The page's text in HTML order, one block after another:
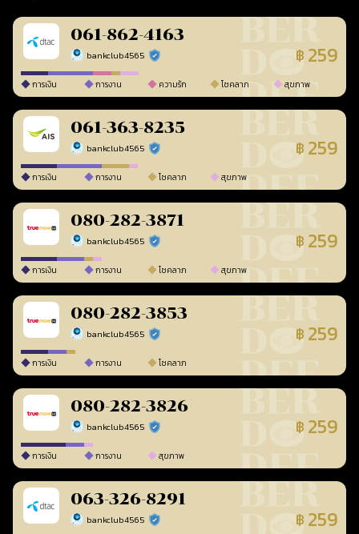
061-862-4163
bankclub4565 ร้านยืนยันแล้ว ฿ 259
การเงิน การงาน ความรัก โชคลาภ สุขภาพ
061-363-8235
bankclub4565 ร้านยืนยันแล้ว ฿ 259
การเงิน การงาน โชคลาภ สุขภาพ
080-282-3871
bankclub4565 ร้านยืนยันแล้ว ฿ 259
การเงิน การงาน โชคลาภ สุขภาพ
080-282-3853
bankclub4565 ร้านยืนยันแล้ว ฿ 259
การเงิน การงาน โชคลาภ
080-282-3826
bankclub4565 ร้านยืนยันแล้ว ฿ 259
การเงิน การงาน สุขภาพ
063-326-8291
bankclub4565 ร้านยืนยันแล้ว ฿ 259